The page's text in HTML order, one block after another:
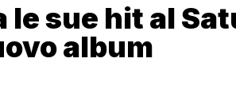
le sue hit al
album